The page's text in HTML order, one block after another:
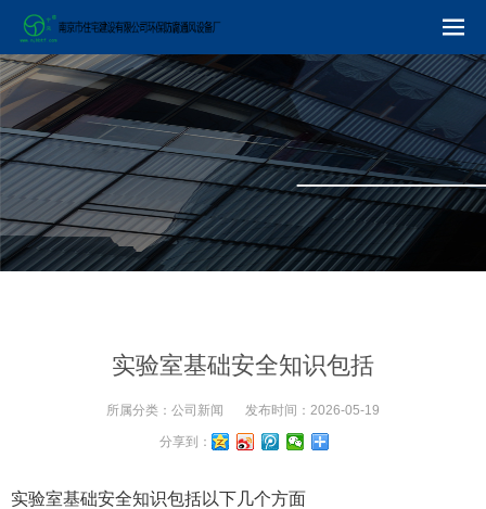
实验室基础安全知识包括
所属分类： 公司新闻 发布时间： 2026-05-19
分享到：
实验室基础安全知识包括以下几个方面